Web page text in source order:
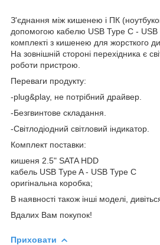
З'єднання між кишенею і ПК
допомогою кабелю USB Type C -
комплекті з кишенею для жорсткого
На зовнішній стороні перехідника є
роботи пристрою.
Переваги продукту:
-plug&play, не потрібний драйвер.
-Безгвинтове складання.
-Світлодіодний світловий індикатор.
Комплект поставки:
кишеня 2.5" SATA HDD
кабель USB Type A - USB Type C
оригінальна коробка;
В наявності також інші моделі,
Вдалих Вам покупок!
Приховати